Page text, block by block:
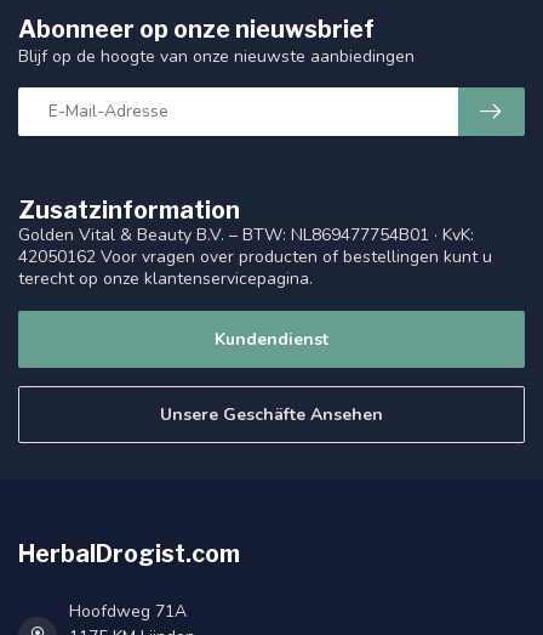
Zusatzinformation
Golden Vital & Beauty B.V. – BTW: NL869477754B01 · KvK:
42050162 Voor vragen over producten of bestellingen kunt u
terecht op onze klantenservicepagina.
Kundendienst
Unsere Geschäfte Ansehen
Abonneer op onze nieuwsbrief
Blijf op de hoogte van onze nieuwste aanbiedingen
HerbalDrogist.com
Hoofdweg 71A